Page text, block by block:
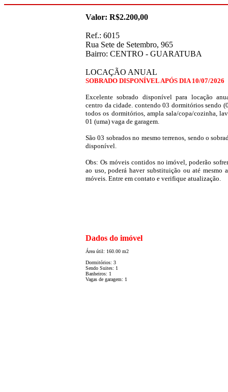
Valor: R$2.200,00
Ref.: 6015
Rua Sete de Setembro, 965
Bairro: CENTRO - GUARATUBA
LOCAÇÃO ANUAL
SOBRADO DISPONÍVEL APÓS DIA 10/07/2026
Excelente sobrado disponível para locação
centro da cidade. contendo 03 dormitórios sendo
todos os dormitórios, ampla sala/copa/cozinha,
01 (uma) vaga de garagem.
São 03 sobrados no mesmo terrenos, sendo o
disponível.
Obs: Os móveis contidos no imóvel, poderão
ao uso, poderá haver substituição ou até mesmo
móveis. Entre em contato e verifique atualização.
Dados do imóvel
Área útil: 160.00 m2
Dormitórios: 3
Sendo Suites: 1
Banheiros: 1
Vagas de garagem: 1